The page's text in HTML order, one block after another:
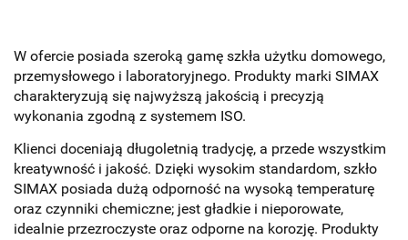
W ofercie posiada szeroką gamę szkła użytku domowego,
przemysłowego i laboratoryjnego. Produkty marki SIMAX
charakteryzują się najwyższą jakością i precyzją
wykonania zgodną z systemem ISO.
Kl ienci doceniają długoletnią tradycję, a przede wszystkim
kreatywność i jakość. Dzięki wysokim standardom, szkło
SIMAX posiada dużą odporność na wysoką temperaturę
oraz czynniki chemiczne; jest gładkie i nieporowate,
idealnie przezroczyste oraz odporne na korozję. Produkty